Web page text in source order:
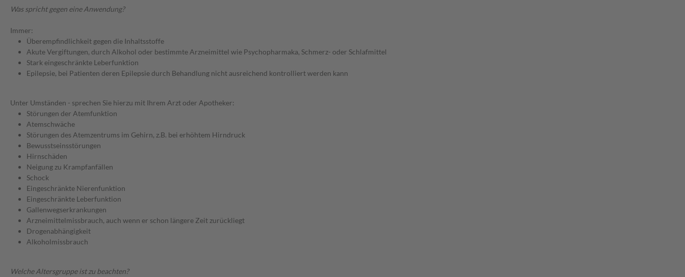
Was spricht gegen eine Anwendung?
Immer:
Überempfindlichkeit gegen die Inhaltsstoffe
Akute Vergiftungen, durch Alkohol oder bestimmte Arzneimittel wie Psychopharmaka, Schmerz- oder Schlafmittel
Stark eingeschränkte Leberfunktion
Epilepsie, bei Patienten deren Epilepsie durch Behandlung nicht ausreichend kontrolliert werden kann
Unter Umständen - sprechen Sie hierzu mit Ihrem Arzt oder Apotheker:
Störungen der Atemfunktion
Atemschwäche
Störungen des Atemzentrums im Gehirn, z.B. bei erhöhtem Hirndruck
Bewusstseinsstörungen
Hirnschäden
Neigung zu Krampfanfällen
Schock
Eingeschränkte Nierenfunktion
Eingeschränkte Leberfunktion
Gallenwegserkrankungen
Arzneimittelmissbrauch, auch wenn er schon längere Zeit zurückliegt
Drogenabhängigkeit
Alkoholmissbrauch
Welche Altersgruppe ist zu beachten?